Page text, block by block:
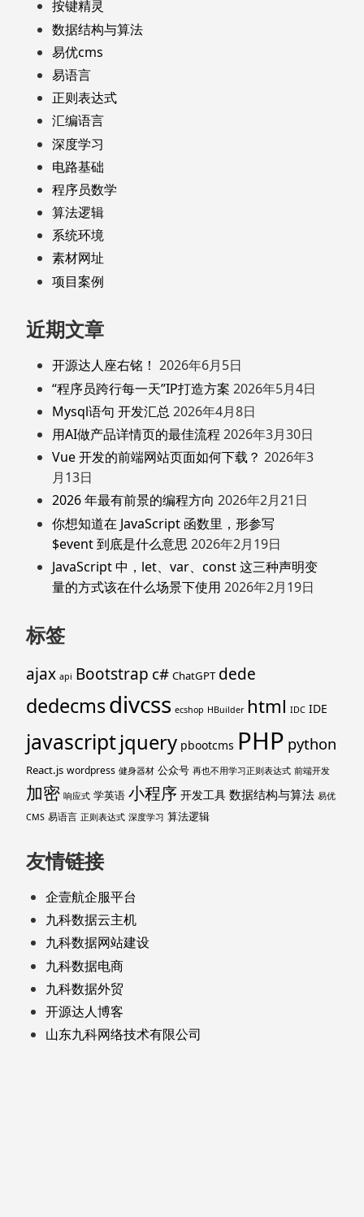
按键精灵
数据结构与算法
易优cms
易语言
正则表达式
汇编语言
深度学习
电路基础
程序员数学
算法逻辑
系统环境
素材网址
项目案例
近期文章
开源达人座右铭！ 2026年6月5日
“程序员跨行每一天”IP打造方案 2026年5月4日
Mysql语句 开发汇总 2026年4月8日
用AI做产品详情页的最佳流程 2026年3月30日
Vue 开发的前端网站页面如何下载？ 2026年3
月13日
2026 年最有前景的编程方向 2026年2月21日
你想知道在 JavaScript 函数里，形参写
$event 到底是什么意思 2026年2月19日
JavaScript 中，let、var、const 这三种声明变
量的方式该在什么场景下使用 2026年2月19日
标签
ajax api Bootstrap c# ChatGPT dede
dedecmsdivcss ecshop HBuilder html IDC IDE
javascriptjquery pbootcms PHP python
React.js wordpress 健身器材 公众号 再也不用学习正则表达式 前端开发
加密 响应式 学英语 小程序 开发工具 数据结构与算法 易优
CMS 易语言 正则表达式 深度学习 算法逻辑
友情链接
企壹航企服平台
九科数据云主机
九科数据网站建设
九科数据电商
九科数据外贸
开源达人博客
山东九科网络技术有限公司